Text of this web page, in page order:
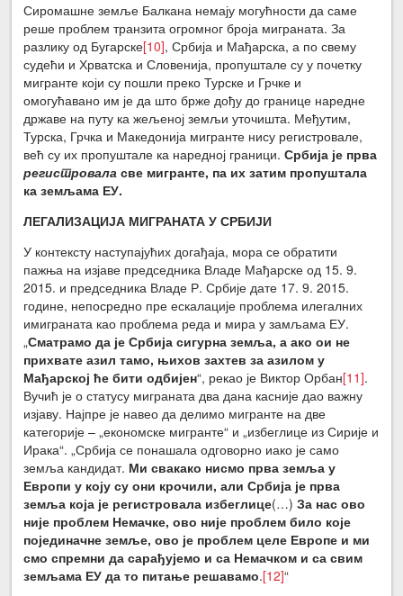
Сиромашне земље Балкана немају могућности да саме
реше проблем транзита огромног броја миграната. За
разлику од Бугарске[10], Србија и Мађарска, а по свему
судећи и Хрватска и Словенија, пропуштале су у почетку
мигранте који су пошли преко Турске и Грчке и
омогућавано им је да што брже дођу до границе наредне
државе на путу ка жељеној земљи уточишта. Међутим,
Турска, Грчка и Македонија мигранте нису регистровале,
већ су их пропуштале ка наредној граници.Србија је прва
регистровала све мигранте, па их затим пропуштала
ка земљама ЕУ.
ЛЕГАЛИЗАЦИЈА МИГРАНАТА У СРБИЈИ
У контексту наступајућих догађаја, мора се обратити
пажња на изјаве председника Владе Мађарске од 15. 9.
2015. и председника Владе Р. Србије дате 17. 9. 2015.
године, непосредно пре ескалације проблема илегалних
имиграната као проблема реда и мира у замљама ЕУ.
„Сматрамо да је Србија сигурна земља, а ако ои не
прихвате азил тамо, њихов захтев за азилом у
Мађарској ће бити одбијен“, рекао је Виктор Орбан[11].
Вучић је о статусу миграната два дана касније дао важну
изјаву. Најпре је навео да делимо мигранте на две
категорије – „економске мигранте“ и „избеглице из Сирије и
Ирака“. „Србија се понашала одговорно иако је само
земља кандидат. Ми свакако нисмо прва земља у
Европи у коју су они крочили, али Србија је прва
земља која је регистровала избеглице(…)За нас ово
није проблем Немачке, ово није проблем било које
појединачне земље, ово је проблем целе Европе и ми
смо спремни да сарађујемо и са Немачком и са свим
земљама ЕУ да то питање решавамо.[12]“